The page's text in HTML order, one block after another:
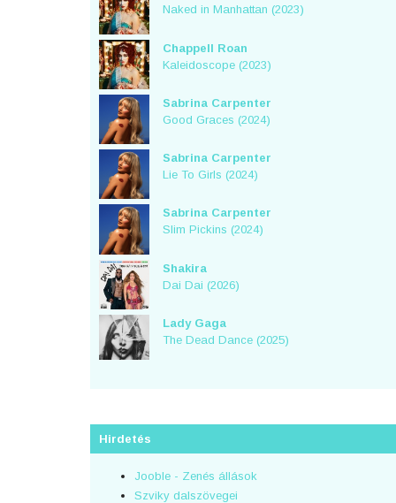
Naked in Manhattan (2023)
Chappell Roan
Kaleidoscope (2023)
Sabrina Carpenter
Good Graces (2024)
Sabrina Carpenter
Lie To Girls (2024)
Sabrina Carpenter
Slim Pickins (2024)
Shakira
Dai Dai (2026)
Lady Gaga
The Dead Dance (2025)
Hirdetés
Jooble - Zenés állások
Szviky dalszövegei